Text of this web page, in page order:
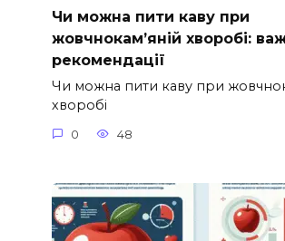
Чи можна пити каву при
жовчнокам’яній хворобі:
рекомендації
Чи можна пити каву при
хворобі
0 48